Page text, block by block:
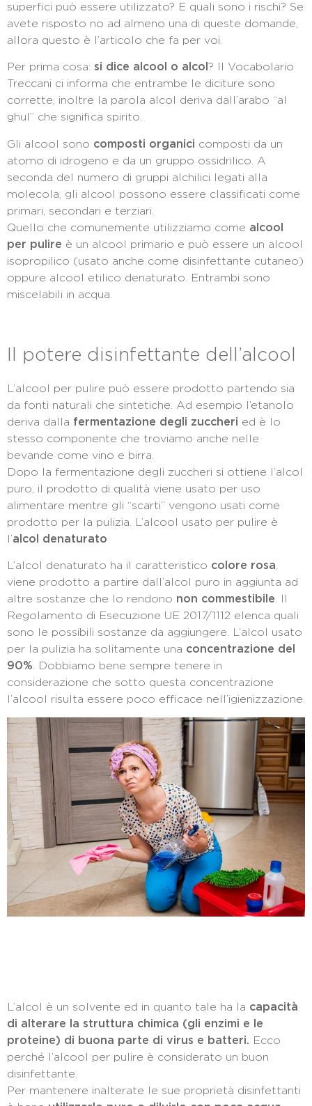
superfici può essere utilizzato? E quali sono i rischi? Se
avete risposto no ad almeno una di queste domande,
allora questo è l’articolo che fa per voi.
Per prima cosa: si dice alcool o alcol ? Il Vocabolario
Treccani ci informa che entrambe le diciture sono
corrette, inoltre la parola alcol deriva dall’arabo “al
ghul” che significa spirito.
Gli alcool sono composti organici composti da un
atomo di idrogeno e da un gruppo ossidrilico. A
seconda del numero di gruppi alchilici legati alla
molecola, gli alcool possono essere classificati come
primari, secondari e terziari.
Quello che comunemente utilizziamo come alcool
per pulire è un alcool primario e può essere un alcool
isopropilico (usato anche come disinfettante cutaneo)
oppure alcool etilico denaturato. Entrambi sono
miscelabili in acqua.
Il potere disinfettante dell’alcool
L’alcool per pulire può essere prodotto partendo sia
da fonti naturali che sintetiche. Ad esempio l’etanolo
deriva dalla fermentazione degli zuccheri ed è lo
stesso componente che troviamo anche nelle
bevande come vino e birra.
Dopo la fermentazione degli zuccheri si ottiene l’alcol
puro, il prodotto di qualità viene usato per uso
alimentare mentre gli “scarti” vengono usati come
prodotto per la pulizia. L’alcool usato per pulire è
l’alcol denaturato
L’alcol denaturato ha il caratteristico colore rosa
viene prodotto a partire dall’alcol puro in aggiunta ad
altre sostanze che lo rendono non commestibile
Regolamento di Esecuzione UE 2017/1112 elenca quali
sono le possibili sostanze da aggiungere. L’alcol usato
per la pulizia ha solitamente una concentrazione del
90% . Dobbiamo bene sempre tenere in
considerazione che sotto questa concentrazione
l’alcool risulta essere poco efficace nell’igienizzazione.
L’alcol è un solvente ed in quanto tale ha la capacità
di alterare la struttura chimica (gli enzimi e le
proteine) di buona parte di virus e batteri. Ecco
perché l’alcool per pulire è considerato un buon
disinfettante.
Per mantenere inalterate le sue proprietà disinfettanti